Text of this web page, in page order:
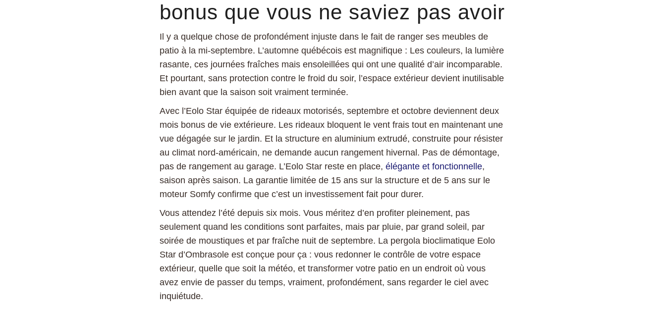
bonus que vous ne saviez pas avoir
Il y a quelque chose de profondément injuste dans le fait de ranger ses meubles de
patio à la mi-septembre. L’automne québécois est magnifique : Les couleurs, la lumière
rasante, ces journées fraîches mais ensoleillées qui ont une qualité d’air incomparable.
Et pourtant, sans protection contre le froid du soir, l’espace extérieur devient inutilisable
bien avant que la saison soit vraiment terminée.
Avec l’Eolo Star équipée de rideaux motorisés, septembre et octobre deviennent deux
mois bonus de vie extérieure. Les rideaux bloquent le vent frais tout en maintenant une
vue dégagée sur le jardin. Et la structure en aluminium extrudé, construite pour résister
au climat nord-américain, ne demande aucun rangement hivernal. Pas de démontage,
pas de rangement au garage. L’Eolo Star reste en place, élégante et fonctionnelle,
saison après saison. La garantie limitée de 15 ans sur la structure et de 5 ans sur le
moteur Somfy confirme que c’est un investissement fait pour durer.
Vous attendez l’été depuis six mois. Vous méritez d’en profiter pleinement, pas
seulement quand les conditions sont parfaites, mais par pluie, par grand soleil, par
soirée de moustiques et par fraîche nuit de septembre. La pergola bioclimatique Eolo
Star d’Ombrasole est conçue pour ça : vous redonner le contrôle de votre espace
extérieur, quelle que soit la météo, et transformer votre patio en un endroit où vous
avez envie de passer du temps, vraiment, profondément, sans regarder le ciel avec
inquiétude.